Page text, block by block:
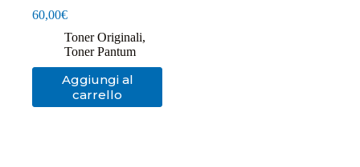
60,00€
Toner Originali,
Toner Pantum
Aggiungi al
carrello